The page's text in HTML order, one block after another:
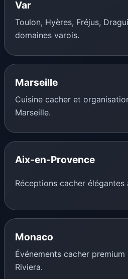
Var
Toulon, Hyères, Fréjus,
domaines varois.
Marseille
Cuisine cacher et
Marseille.
Aix-en-Provence
Réceptions cacher
Monaco
Événements cacher
Riviera.